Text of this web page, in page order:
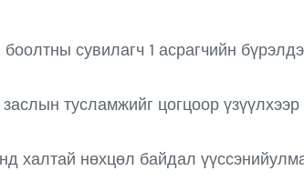
сувилагч 1 асрагчийн
тусламжийг цогцоор
халтай нөхцөл байдал